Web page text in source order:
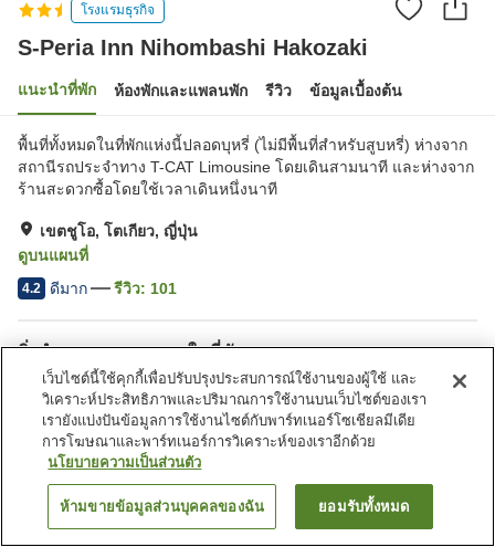
โรงแรมธุรกิจ
S-Peria Inn Nihombashi Hakozaki
แนะนำที่พัก ห้องพักและแพลนพัก รีวิว ข้อมูลเบื้องต้น
พื้นที่ทั้งหมดในที่พักแห่งนี้ปลอดบุหรี่ (ไม่มีพื้นที่สำหรับสูบหรี่) ห่างจาก
สถานีรถประจำทาง T-CAT Limousine โดยเดินสามนาที และห่างจาก
ร้านสะดวกซื้อโดยใช้เวลาเดินหนึ่งนาที
เขตชูโอ, โตเกียว, ญี่ปุ่น
ดูบนแผนที่
4.2 ดีมาก รีวิว: 101
สิ่งอำนวยความสะดวกในที่พัก
ที่จอดรถ
ตู้จำหน่ายอัตโนมัติ
บริการซักผ้า (มีค่าบริการ)
บริการส่งสินค้า
หน้าแรก ญี่ปุ่น โตเกียว
S-Peria Inn Nihombashi Hakozaki
ค้นหาห้องพัก
เว็บไซต์นี้ใช้คุกกี้เพื่อปรับปรุงประสบการณ์ใช้งานของผู้ใช้ และ
วิเคราะห์ประสิทธิภาพและปริมาณการใช้งานบนเว็บไซต์ของเรา
เรายังแบ่งปันข้อมูลการใช้งานไซต์กับพาร์ทเนอร์โซเชียลมีเดีย
การโฆษณาและพาร์ทเนอร์การวิเคราะห์ของเราอีกด้วย
นโยบายความเป็นส่วนตัว
ห้ามขายข้อมูลส่วนบุคคลของฉัน ยอมรับทั้งหมด